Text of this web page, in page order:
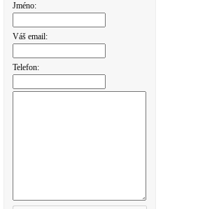
Jméno:
Váš email:
Telefon: